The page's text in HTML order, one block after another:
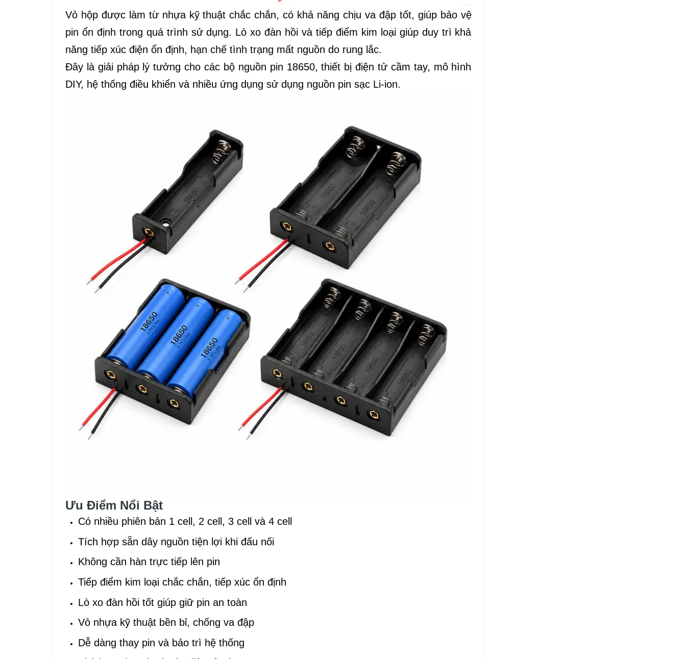
Vỏ hộp được làm từ nhựa kỹ thuật chắc chắn, có khả năng chịu va đập tốt, giúp bảo vệ
pin ổn định trong quá trình sử dụng. Lò xo đàn hồi và tiếp điểm kim loại giúp duy trì khả
năng tiếp xúc điện ổn định, hạn chế tình trạng mất nguồn do rung lắc.
Đây là giải pháp lý tưởng cho các bộ nguồn pin 18650, thiết bị điện tử cầm tay, mô hình
DIY, hệ thống điều khiển và nhiều ứng dụng sử dụng nguồn pin sạc Li-ion.
Ưu Điểm Nổi Bật
Có nhiều phiên bản 1 cell, 2 cell, 3 cell và 4 cell
Tích hợp sẵn dây nguồn tiện lợi khi đấu nối
Không cần hàn trực tiếp lên pin
Tiếp điểm kim loại chắc chắn, tiếp xúc ổn định
Lò xo đàn hồi tốt giúp giữ pin an toàn
Vỏ nhựa kỹ thuật bền bỉ, chống va đập
Dễ dàng thay pin và bảo trì hệ thống